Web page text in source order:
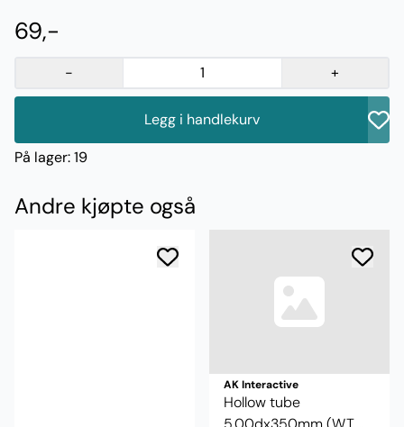
69,-
- +
Legg i handlekurv
På lager: 19
Andre kjøpte også
AK Interactive
Hollow tube